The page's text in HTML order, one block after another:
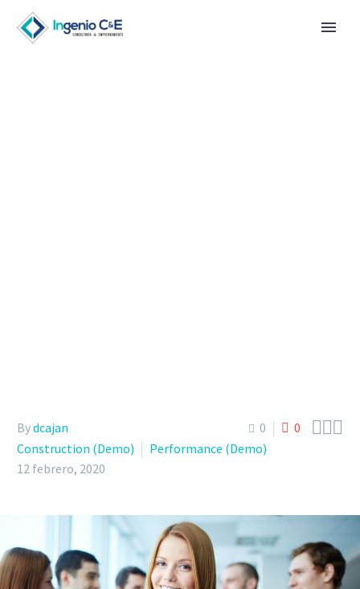
0 0 
Bydcajan
Construction (Demo)
Performance (Demo)
12 febrero, 2020